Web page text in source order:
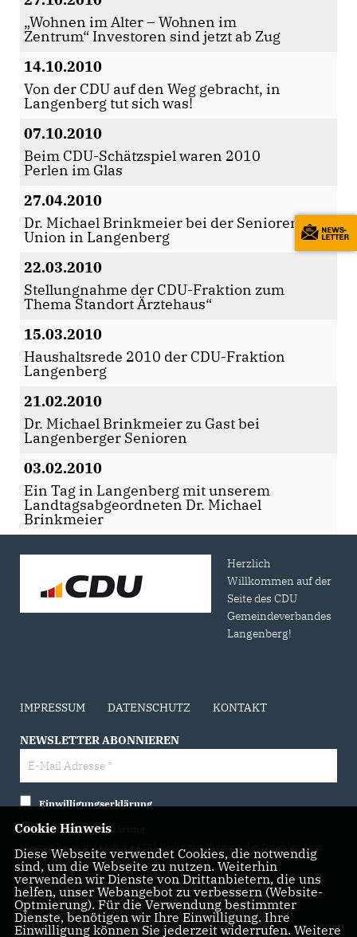
Wohnen im Alter – Wohnen im
Zentrum“ Investoren sind jetzt ab Zug
14.10.2010
Von der CDU auf den Weg gebracht, in
Langenberg tut sich was!
07.10.2010
Beim CDU-Schätzspiel waren 2010
Perlen im Glas
27.04.2010
Dr. Michael Brinkmeier bei der Senioren
Union in Langenberg
22.03.2010
Stellungnahme der CDU-Fraktion zum
Thema Standort Ärztehaus“
15.03.2010
Haushaltsrede 2010 der CDU-Fraktion
Langenberg
21.02.2010
Dr. Michael Brinkmeier zu Gast bei
Langenberger Senioren
03.02.2010
Ein Tag in Langenberg mit unserem
Landtagsabgeordneten Dr. Michael
Brinkmeier
Herzlich
Willkommen auf der
Seite des CDU
Gemeindeverbandes
Langenberg!
IMPRESSUM DATENSCHUTZ KONTAKT
NEWSLETTER ABONNIEREN
Einwilligungserklärung
Datenschutzerklärung
Hiermit berechtige ich die CDU Berlin zur Nutzung der Daten im Sinn
der nachfolgendenDatenschutzerklärung.*
Anti-Roboter-Verifizierung
Hier klicken
FriendlyCaptcha ⇗
Cookie Hinweis
Diese Webseite verwendet Cookies, die notwendig
sind, um die Webseite zu nutzen. Weiterhin
verwenden wir Dienste von Drittanbietern, die uns
helfen, unser Webangebot zu verbessern (Website-
Optmierung). Für die Verwendung bestimmter
Dienste, benötigen wir Ihre Einwilligung. Ihre
Einwilligung können Sie jederzeit widerrufen. Weitere